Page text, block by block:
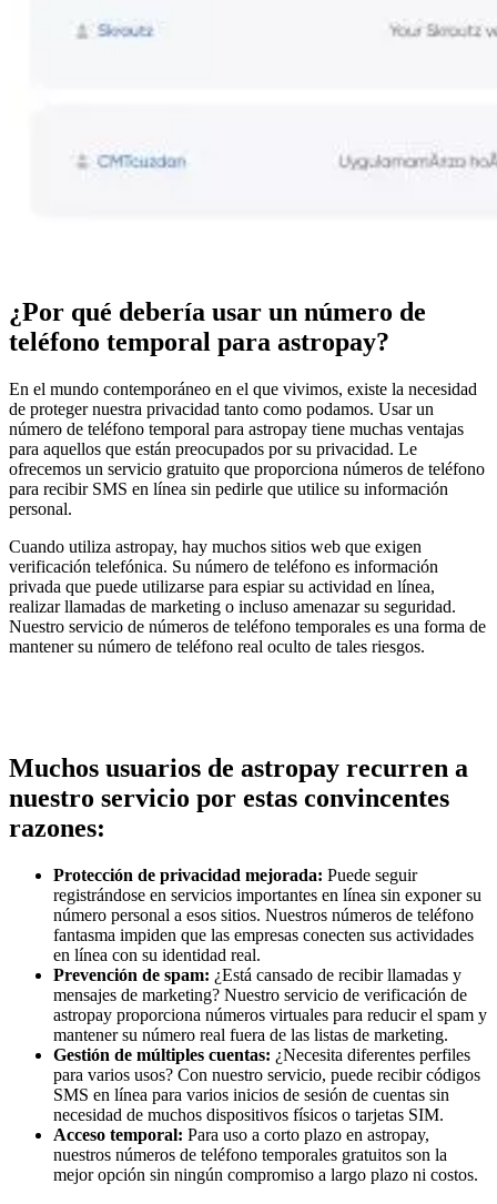
¿Por qué debería usar un número de
teléfono temporal para astropay?
En el mundo contemporáneo en el que vivimos, existe la necesidad
de proteger nuestra privacidad tanto como podamos. Usar un
número de teléfono temporal para astropay tiene muchas ventajas
para aquellos que están preocupados por su privacidad. Le
ofrecemos un servicio gratuito que proporciona números de teléfono
para recibir SMS en línea sin pedirle que utilice su información
personal.
Cuando utiliza astropay, hay muchos sitios web que exigen
verificación telefónica. Su número de teléfono es información
privada que puede utilizarse para espiar su actividad en línea,
realizar llamadas de marketing o incluso amenazar su seguridad.
Nuestro servicio de números de teléfono temporales es una forma de
mantener su número de teléfono real oculto de tales riesgos.
Muchos usuarios de astropay recurren a
nuestro servicio por estas convincentes
razones:
Protección de privacidad mejorada: Puede seguir
registrándose en servicios importantes en línea sin exponer su
número personal a esos sitios. Nuestros números de teléfono
fantasma impiden que las empresas conecten sus actividades
en línea con su identidad real.
Prevención de spam: ¿Está cansado de recibir llamadas y
mensajes de marketing? Nuestro servicio de verificación de
astropay proporciona números virtuales para reducir el spam y
mantener su número real fuera de las listas de marketing.
Gestión de múltiples cuentas: ¿Necesita diferentes perfiles
para varios usos? Con nuestro servicio, puede recibir códigos
SMS en línea para varios inicios de sesión de cuentas sin
necesidad de muchos dispositivos físicos o tarjetas SIM.
Acceso temporal: Para uso a corto plazo en astropay,
nuestros números de teléfono temporales gratuitos son la
mejor opción sin ningún compromiso a largo plazo ni costos.